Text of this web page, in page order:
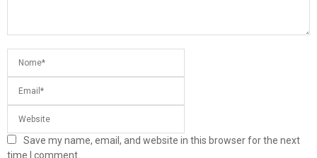
Save my name, email, and website in this browser for the next
time I comment.